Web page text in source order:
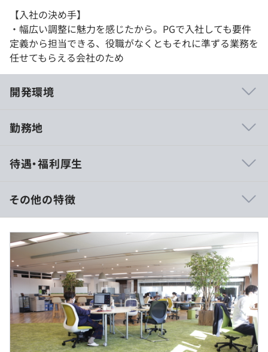
【入社の決め手】
・幅広い調整に魅力を感じたから。PGで入社しても要件
定義から担当できる、役職がなくともそれに準ずる業務を
任せてもらえる会社のため
開発環境
・大手お菓子卸業者向け倉庫管理システムの再構築
・予備校生徒向け情報発信サイト
・化学品製造業企業サイト
・業務パッケージメーカーFAQサイト
など
◎全世界3500社以上の採用実績を記録する
CMS『HeartCore』は国内トップクラスの導入実績です！
◎現在は大規模プロジェクトが多数稼動中です！
■技術向上
勤務地
待遇・福利厚生
※年収450万～600万の事例の場合
■賃金形態：月給
■賃金の決定方法：当社規定により決定
■月給：約32万〜43万円（固定残業代を含む）
■基本給：約27.4万～37万円
■固定残業代：20時間分、約4.6万～6万円（超過分は別
途支給）
■その他定額手当：1万円（住宅手当 ※条件アリ）
その他の特徴